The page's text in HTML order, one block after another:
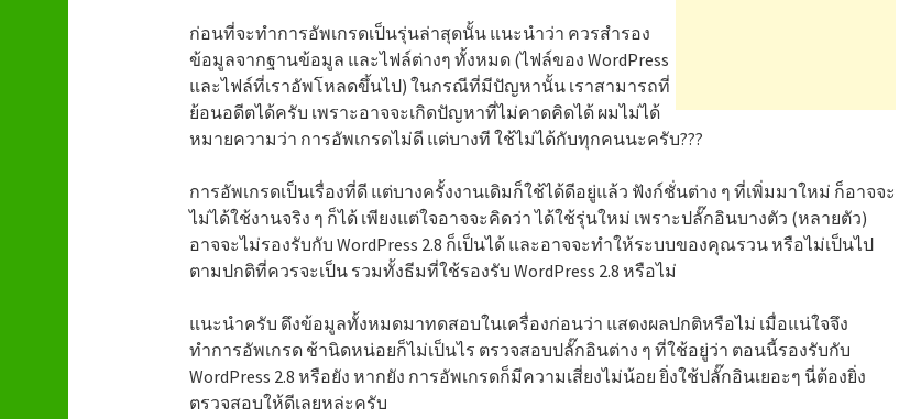
ก่อนที่จะทำการอัพเกรดเป็นรุ่นล่าสุดนั้น แนะนำว่า ควรสำรอง
ข้อมูลจากฐานข้อมูล และไฟล์ต่างๆ ทั้งหมด (ไฟล์ของ WordPress
และไฟล์ที่เราอัพโหลดขึ้นไป) ในกรณีที่มีปัญหานั้น เราสามารถที่
ย้อนอดีตได้ครับ เพราะอาจจะเกิดปัญหาที่ไม่คาดคิดได้ ผมไม่ได้
หมายความว่า การอัพเกรดไม่ดี แต่บางที ใช้ไม่ได้กับทุกคนนะครับ???
การอัพเกรดเป็นเรื่องที่ดี แต่บางครั้งงานเดิมก็ใช้ได้ดีอยู่แล้ว ฟังก์ชั่นต่าง ๆ ที่เพิ่มมาใหม่ ก็อาจจะ
ไม่ได้ใช้งานจริง ๆ ก็ได้ เพียงแต่ใจอาจจะคิดว่า ได้ใช้รุ่นใหม่ เพราะปลั๊กอินบางตัว (หลายตัว)
อาจจะไม่รองรับกับ WordPress 2.8 ก็เป็นได้ และอาจจะทำให้ระบบของคุณรวน หรือไม่เป็นไป
ตามปกติที่ควรจะเป็น รวมทั้งธีมที่ใช้รองรับ WordPress 2.8 หรือไม่
แนะนำครับ ดึงข้อมูลทั้งหมดมาทดสอบในเครื่องก่อนว่า แสดงผลปกติหรือไม่ เมื่อแน่ใจจึง
ทำการอัพเกรด ช้านิดหน่อยก็ไม่เป็นไร ตรวจสอบปลั๊กอินต่าง ๆ ที่ใช้อยู่ว่า ตอนนี้รองรับกับ
WordPress 2.8 หรือยัง หากยัง การอัพเกรดก็มีความเสี่ยงไม่น้อย ยิ่งใช้ปลั๊กอินเยอะๆ นี่ต้องยิ่ง
ตรวจสอบให้ดีเลยหล่ะครับ